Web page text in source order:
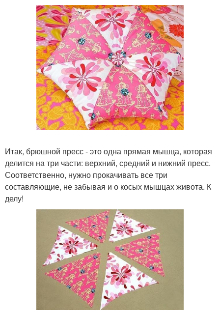
Итак, брюшной пресс - это одна прямая мышца, которая
делится на три части: верхний, средний и нижний пресс.
Соответственно, нужно прокачивать все три
составляющие, не забывая и о косых мышцах живота. К
делу!